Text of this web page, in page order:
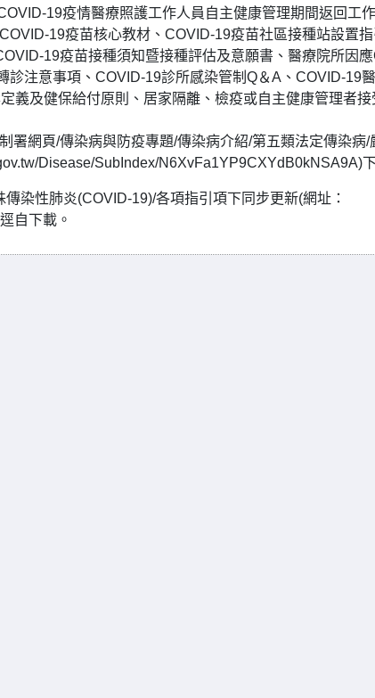
19疫情醫療照護工作人員自主健康管理期間返回工
19疫苗核心教材、COVID-19疫苗社區接種站設置指
19疫苗接種須知暨接種評估及意願書、醫療院所因
注意事項、COVID-19診所感染管制Q＆A、COVID-19
義及健保給付原則、居家隔離、檢疫或自主健康管理者接
署網頁/傳染病與防疫專題/傳染病介紹/第五類法定傳染病/
Disease/SubIndex/N6XvFa1YP9CXYdB0kNSA9A)
染性肺炎(COVID-19)/各項指引項下同步更新(網址：
自下載。